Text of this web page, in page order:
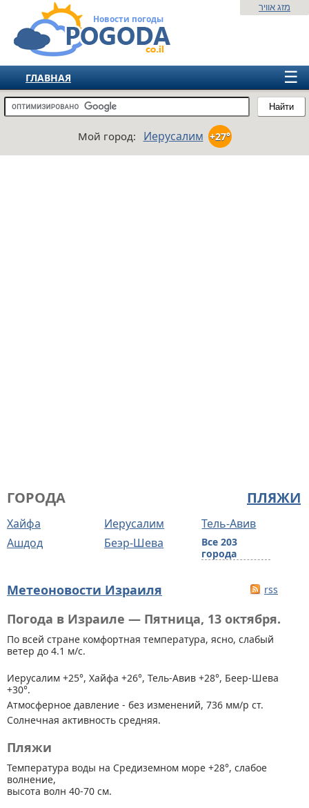
Новости погоды
Найти
מזג אוויר
☰
ГЛАВНАЯ
ИЗРАИЛЬ
ЕВРОПА
Мой город: Иерусалим +27°
ПЛЯЖИ
ГОРОДА
Хайфа Иерусалим
Тель-Авив
Ашдод
Беэр-Шева
Все 203
города
Метеоновости Израиля rss
Погода в Израиле — Пятница, 13 октября.
По всей стране комфортная температура, ясно, слабый
ветер до 4.1 м/с.
Иерусалим +25°, Хайфа +26°, Тель-Авив +28°, Беер-Шева
+30°.
Атмосферное давление - без изменений, 736 мм/р ст.
Солнечная активность средняя.
Пляжи
Температура воды на Средиземном море +28°, слабое
волнение,
высота волн 40-70 см.